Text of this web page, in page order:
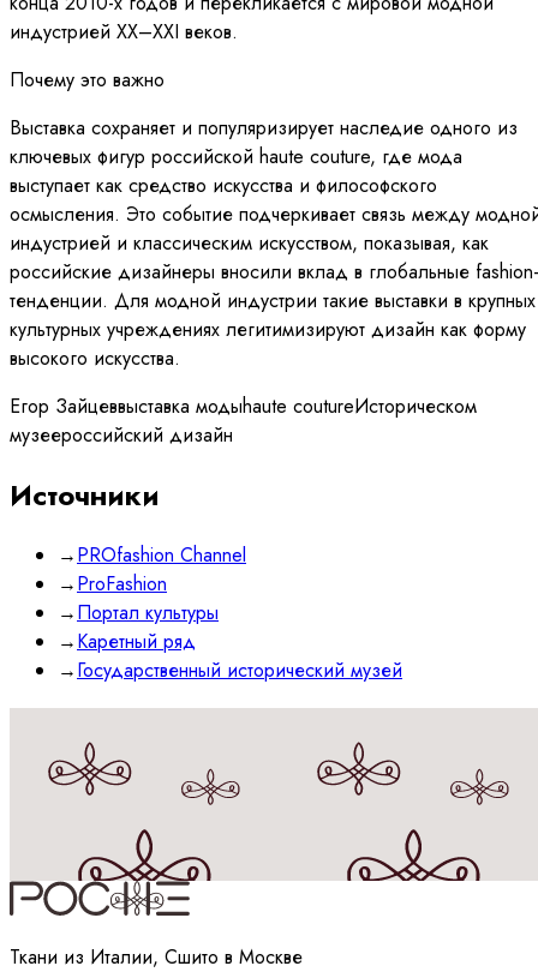
индустрией XX–XXI веков.
Почему это важно
Выставка сохраняет и популяризирует наследие одного из
ключевых фигур российской haute couture, где мода
выступает как средство искусства и философского
осмысления. Это событие подчеркивает связь между
индустрией и классическим искусством, показывая, как
российские дизайнеры вносили вклад в глобальные fashion-
тенденции. Для модной индустрии такие выставки в крупных
культурных учреждениях легитимизируют дизайн как форму
высокого искусства.
Егор Зайцеввыставка модыhaute coutureИсторическом
музеероссийский дизайн
Источники
→PROfashion Channel
→ProFashion
→Портал культуры
→Каретный ряд
→Государственный исторический музей
Принимаюполитикуобработки данных
Ткани из Италии, Сшито в Москве